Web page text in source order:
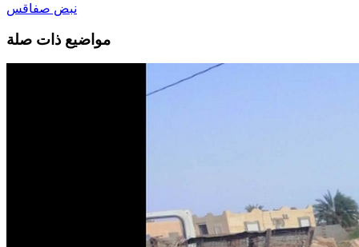
نبض صفاقس
مواضيع ذات صلة